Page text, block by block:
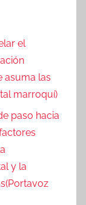
el
asuma las
marroquí)
paso hacia
y la